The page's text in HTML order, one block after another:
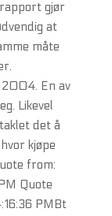
gjør
at
måte
En av
Likevel
det å
kjøpe
from:
Quote
PMBt